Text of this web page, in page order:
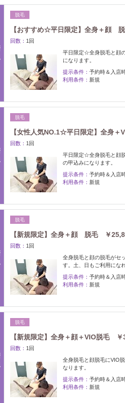
脱毛
【おすすめ☆平日限定】全身＋顔
回数： 1回
平日限定☆全身脱毛と顔
になります。
提示条件： 予約時＆入店
利用条件： 新規
脱毛
【女性人気NO.1☆平日限定】全身
回数： 1回
平日限定☆全身脱毛と顔
の甲込みになります。
提示条件： 予約時＆入店
利用条件： 新規
脱毛
【新規限定】全身＋顔 脱毛 ￥
回数： 1回
全身脱毛と顔の脱毛がセ
す。土、日もご利用にな
提示条件： 予約時＆入店
利用条件： 新規
脱毛
【新規限定】全身＋顔＋VIO脱毛
回数： 1回
全身脱毛と顔脱毛にVIO
なります。
提示条件： 予約時＆入店
利用条件： 新規